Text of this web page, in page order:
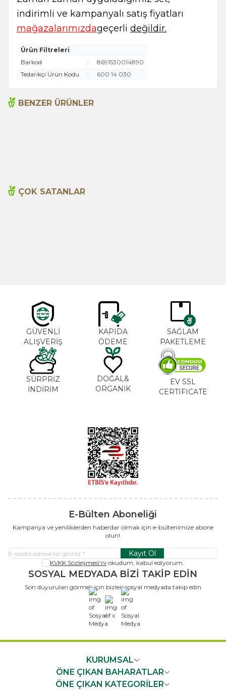
indirimli ve kampanyalı satış fiyatları
mağazalarımızdageçerli değildir.
Ürün Filtreleri
Barkod
:
8691530014890
Tedarikçi Ürün Kodu
: 600 14 030
BENZER ÜRÜNLER
ÇOK SATANLAR
GÜVENLİ
ALIŞVERİŞ
KAPIDA
ÖDEME
SAĞLAM
PAKETLEME
SÜRPRİZ
İNDİRİM
DOĞAL&
ORGANİK
EV SSL
CERTIFICATE
E-Bülten Aboneliği
Kampanya ve yeniliklerden haberdar olmak için e-bültenimize abone
olun!
Kayıt Ol
KVKK Sözleşmesi'ni okudum, kabul ediyorum.
SOSYAL MEDYADA BİZİ TAKİP EDİN
Son duyuruları görmek için bizleri sosyal medyada takip edin
x
KURUMSAL
ÖNE ÇIKAN BAHARATLAR
ÖNE ÇIKAN KATEGORİLER